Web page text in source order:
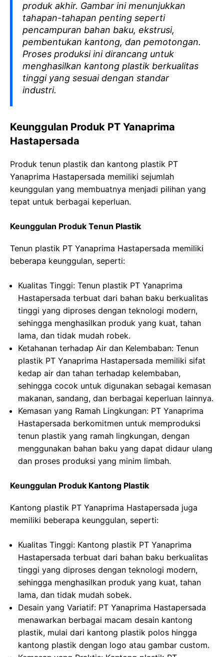
produk akhir. Gambar ini menunjukkan
tahapan-tahapan penting seperti
pencampuran bahan baku, ekstrusi,
pembentukan kantong, dan pemotongan.
Proses produksi ini dirancang untuk
menghasilkan kantong plastik berkualitas
tinggi yang sesuai dengan standar
industri.
Keunggulan Produk PT Yanaprima
Hastapersada
Produk tenun plastik dan kantong plastik PT
Yanaprima Hastapersada memiliki sejumlah
keunggulan yang membuatnya menjadi pilihan yang
tepat untuk berbagai keperluan.
Keunggulan Produk Tenun Plastik
Tenun plastik PT Yanaprima Hastapersada memiliki
beberapa keunggulan, seperti:
Kualitas Tinggi: Tenun plastik PT Yanaprima
Hastapersada terbuat dari bahan baku berkualitas
tinggi yang diproses dengan teknologi modern,
sehingga menghasilkan produk yang kuat, tahan
lama, dan tidak mudah robek.
Ketahanan terhadap Air dan Kelembaban: Tenun
plastik PT Yanaprima Hastapersada memiliki sifat
kedap air dan tahan terhadap kelembaban,
sehingga cocok untuk digunakan sebagai kemasan
makanan, sandang, dan berbagai keperluan lainnya.
Kemasan yang Ramah Lingkungan: PT Yanaprima
Hastapersada berkomitmen untuk memproduksi
tenun plastik yang ramah lingkungan, dengan
menggunakan bahan baku yang dapat didaur ulang
dan proses produksi yang minim limbah.
Keunggulan Produk Kantong Plastik
Kantong plastik PT Yanaprima Hastapersada juga
memiliki beberapa keunggulan, seperti:
Kualitas Tinggi: Kantong plastik PT Yanaprima
Hastapersada terbuat dari bahan baku berkualitas
tinggi yang diproses dengan teknologi modern,
sehingga menghasilkan produk yang kuat, tahan
lama, dan tidak mudah sobek.
Desain yang Variatif: PT Yanaprima Hastapersada
menawarkan berbagai macam desain kantong
plastik, mulai dari kantong plastik polos hingga
kantong plastik dengan logo atau gambar custom.